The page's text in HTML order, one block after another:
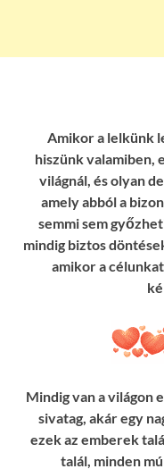
Amikor a lelkünk
hiszünk valamiben,
világnál, és olyan
amely abból a
semmi sem
mindig biztos
amikor a
Mindig van a világon
sivatag, akár egy
ezek az emberek
talál, minden